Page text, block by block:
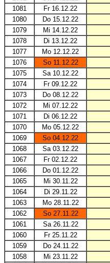
1081
Fr 16.12.22
1080
Do 15.12.22
1079
Mi 14.12.22
1078
Di 13.12.22
1077
Mo 12.12.22
1076
So 11.12.22
1075
Sa 10.12.22
1074
Fr 09.12.22
1073
Do 08.12.22
1072
Mi 07.12.22
1071
Di 06.12.22
1070
Mo 05.12.22
1069
So 04.12.22
1068
Sa 03.12.22
1067
Fr 02.12.22
1066
Do 01.12.22
1065
Mi 30.11.22
1064
Di 29.11.22
1063
Mo 28.11.22
1062
So 27.11.22
1061
Sa 26.11.22
1060
Fr 25.11.22
1059
Do 24.11.22
1058
Mi 23.11.22